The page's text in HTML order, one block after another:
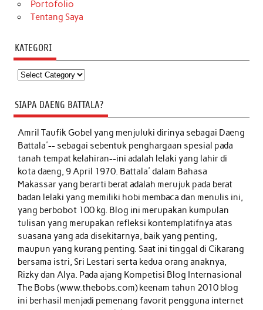
Portofolio
Tentang Saya
KATEGORI
Kategori
SIAPA DAENG BATTALA?
Amril Taufik Gobelyang menjuluki dirinya sebagai Daeng
Battala'-- sebagai sebentuk penghargaan spesial pada
tanah tempat kelahiran--ini adalah lelaki yang lahir di
kota daeng, 9 April 1970. Battala' dalam Bahasa
Makassar yang berarti berat adalah merujuk pada berat
badan lelaki yang memiliki hobi membaca dan menulis ini,
yang berbobot 100 kg. Blog ini merupakan kumpulan
tulisan yang merupakan refleksi kontemplatifnya atas
suasana yang ada disekitarnya, baik yang penting,
maupun yang kurang penting. Saat ini tinggal di Cikarang
bersama istri, Sri Lestari serta kedua orang anaknya,
Rizky dan Alya. Pada ajang Kompetisi Blog Internasional
The Bobs (www.thebobs.com) keenam tahun 2010 blog
ini berhasil menjadi pemenang favorit pengguna internet